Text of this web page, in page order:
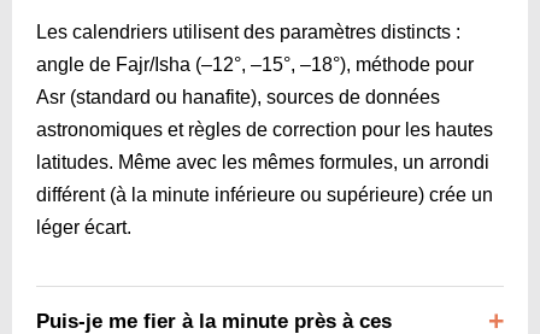
Les calendriers utilisent des paramètres distincts :
angle de Fajr/Isha (–12°, –15°, –18°), méthode pour
Asr (standard ou hanafite), sources de données
astronomiques et règles de correction pour les hautes
latitudes. Même avec les mêmes formules, un arrondi
différent (à la minute inférieure ou supérieure) crée un
léger écart.
Puis-je me fier à la minute près à ces